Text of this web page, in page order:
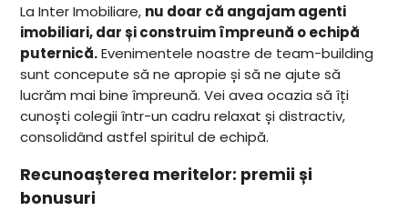
La Inter Imobiliare, nu doar că angajam agenti
imobiliari, dar și construim împreună o echipă
puternică.Evenimentele noastre de team-building
sunt concepute să ne apropie și să ne ajute să
lucrăm mai bine împreună. Vei avea ocazia să îți
cunoști colegii într-un cadru relaxat și distractiv,
consolidând astfel spiritul de echipă.
Recunoașterea meritelor: premii și
bonusuri